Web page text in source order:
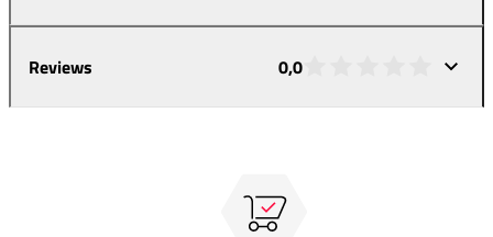
Reviews 0,0